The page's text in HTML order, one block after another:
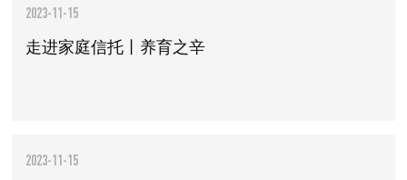
2023-11-15
走进家庭信托丨养育之辛
2023-11-15